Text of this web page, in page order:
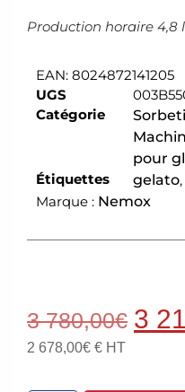
Production horaire 4,8
EAN: 8024872141205
UGS
Catégorie
pour
Étiquettes
gelato,
Marque : Nemox
3 780,00€ 3
2 678,00€ € HT